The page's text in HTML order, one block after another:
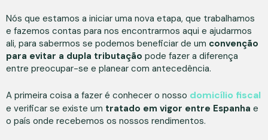
Nós que estamos a iniciar uma nova etapa, que trabalhamos
e fazemos contas para nos encontrarmos aqui e ajudarmos
ali, para sabermos se podemos beneficiar de um convenção
para evitar a dupla tributação pode fazer a diferença
entre preocupar-se e planear com antecedência.
A primeira coisa a fazer é conhecer o nosso domicílio fiscal
e verificar se existe um tratado em vigor entre Espanha e
o país onde recebemos os nossos rendimentos.